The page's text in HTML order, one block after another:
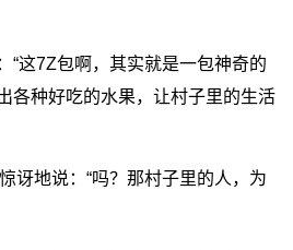
“这7Z包啊，其实就是一包神奇的
各种好吃的水果，让村子里的生活
讶地说：“吗？那村子里的人，为